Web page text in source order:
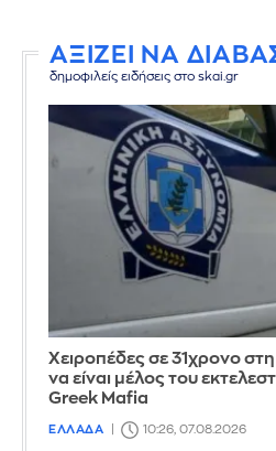
ΑΞΙΖΕΙ ΝΑ
δημοφιλείς ειδήσεις στο skai.gr
Χειροπέδες σε 31χρονο
να είναι μέλος του
Greek Mafia
ΕΛΛΑΔΑ 10:26, 07.08.2026